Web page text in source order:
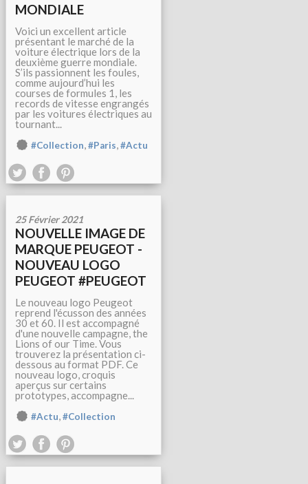
MONDIALE
Voici un excellent article
présentant le marché de la
voiture électrique lors de la
deuxième guerre mondiale.
S’ils passionnent les foules,
comme aujourd’hui les
courses de formules 1, les
records de vitesse engrangés
par les voitures électriques au
tournant...
#Collection,#Paris,#Actu
25 Février 2021
NOUVELLE IMAGE DE
MARQUE PEUGEOT -
NOUVEAU LOGO
PEUGEOT #PEUGEOT
Le nouveau logo Peugeot
reprend l'écusson des années
30 et 60. Il est accompagné
d'une nouvelle campagne, the
Lions of our Time. Vous
trouverez la présentation ci-
dessous au format PDF. Ce
nouveau logo, croquis
aperçus sur certains
prototypes, accompagne...
#Actu,#Collection